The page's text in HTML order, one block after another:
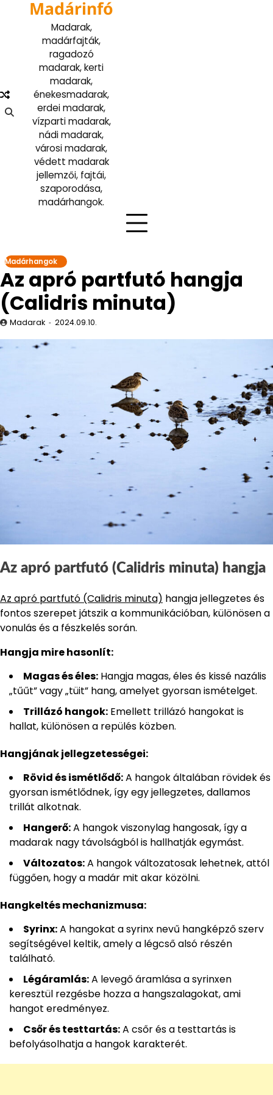
Madárinfó
Madarak,
madárfajták,
ragadozó
madarak, kerti
madarak,
énekesmadarak,
erdei madarak,
vízparti madarak,
nádi madarak,
városi madarak,
védett madarak
jellemzői, fajtái,
szaporodása,
madárhangok.
Madárhangok
Az apró partfutó hangja
(Calidris minuta)
Madarak 2024.09.10.
Az apró partfutó (Calidris minuta) hangja
Az apró partfutó (Calidris minuta) hangja jellegzetes és
fontos szerepet játszik a kommunikációban, különösen a
vonulás és a fészkelés során.
Hangja mire hasonlít:
Magas és éles: Hangja magas, éles és kissé nazális
„tűűt” vagy „tüit” hang, amelyet gyorsan ismételget.
Trillázó hangok: Emellett trillázó hangokat is
hallat, különösen a repülés közben.
Hangjának jellegzetességei:
Rövid és ismétlődő:A hangok általában rövidek és
gyorsan ismétlődnek, így egy jellegzetes, dallamos
trillát alkotnak.
Hangerő:A hangok viszonylag hangosak, így a
madarak nagy távolságból is hallhatják egymást.
Változatos:A hangok változatosak lehetnek, attól
függően, hogy a madár mit akar közölni.
Hangkeltés mechanizmusa:
Syrinx:A hangokat a syrinx nevű hangképző szerv
segítségével keltik, amely a légcső alsó részén
található.
Légáramlás:A levegő áramlása a syrinxen
keresztül rezgésbe hozza a hangszalagokat, ami
hangot eredményez.
Csőr és testtartás:A csőr és a testtartás is
befolyásolhatja a hangok karakterét.